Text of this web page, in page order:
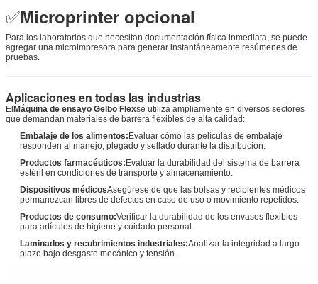
✅Microprinter opcional
Para los laboratorios que necesitan documentación física inmediata, se puede
agregar una microimpresora para generar instantáneamente resúmenes de
pruebas.
Aplicaciones en todas las industrias
ElMáquina de ensayo Gelbo Flexse utiliza ampliamente en diversos sectores
que demandan materiales de barrera flexibles de alta calidad:
Embalaje de los alimentos:Evaluar cómo las películas de embalaje
responden al manejo, plegado y sellado durante la distribución.
Productos farmacéuticos:Evaluar la durabilidad del sistema de barrera
estéril en condiciones de transporte y almacenamiento.
Dispositivos médicosAsegúrese de que las bolsas y recipientes médicos
permanezcan libres de defectos en caso de uso o movimiento repetidos.
Productos de consumo:Verificar la durabilidad de los envases flexibles
para artículos de higiene y cuidado personal.
Laminados y recubrimientos industriales:Analizar la integridad a largo
plazo bajo desgaste mecánico y tensión.